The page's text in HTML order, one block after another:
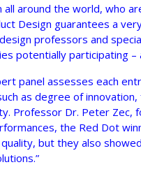
around the world, who
Design guarantees a
professors and
potentially participating
panel assesses each
as degree of
Professor Dr. Peter Zec,
the Red Dot
but they also